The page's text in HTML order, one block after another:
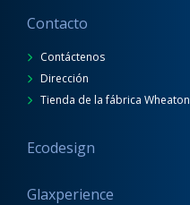
Contacto
Contáctenos
Dirección
Tienda de la fábrica Wheaton
Ecodesign
Glaxperience